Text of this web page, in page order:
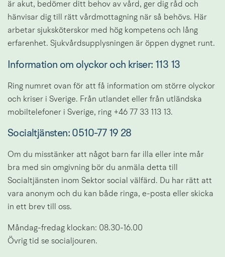
är akut, bedömer ditt behov av vård, ger dig råd och
hänvisar dig till rätt vårdmottagning när så behövs. Här
arbetar sjuksköterskor med hög kompetens och lång
erfarenhet. Sjukvårdsupplysningen är öppen dygnet runt.
Information om olyckor och kriser: 113 13
Ring numret ovan för att få information om större olyckor
och kriser i Sverige. Från utlandet eller från utländska
mobiltelefoner i Sverige, ring +46 77 33 113 13.
Socialtjänsten: 0510-77 19 28
Om du misstänker att något barn far illa eller inte mår
bra med sin omgivning bör du anmäla detta till
Socialtjänsten inom Sektor social välfärd. Du har rätt att
vara anonym och du kan både ringa, e-posta eller skicka
in ett brev till oss.
Måndag-fredag klockan: 08.30-16.00
Övrig tid se socialjouren.